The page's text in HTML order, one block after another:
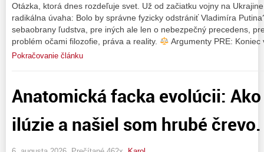
Otázka, ktorá dnes rozdeľuje svet. Už od začiatku vojny na
radikálna úvaha: Bolo by správne fyzicky odstrániť Vladimíra
sebaobrany ľudstva, pre iných ale len o nebezpečný precedens,
problém očami filozofie, práva a reality.
Argumenty PRE:
Pokračovanie článku
Anatomická facka evolúcii:
ilúzie a našiel som hrubé črevo.